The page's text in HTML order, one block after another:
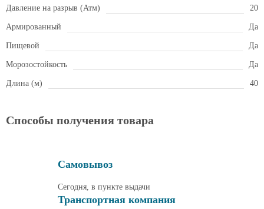
Давление на разрыв (Атм) 20
Армированный Да
Пищевой Да
Морозостойкость Да
Длина (м) 40
Способы получения товара
Самовывоз
Сегодня, в пункте выдачи
Транспортная компания